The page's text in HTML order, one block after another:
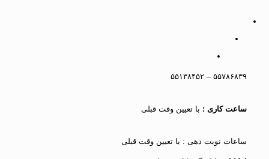
۵۵۷۸۶۸۳۹ – ۵۵۱۳۸۴۵۲
ساعت کاری : با تعیین وقت قبلی
ساعات نوبت دهی : با تعیین وقت قبلی